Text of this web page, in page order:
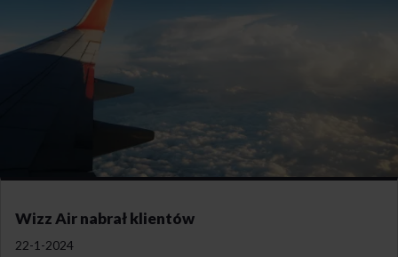
Wizz Air nabrał klientów
22-1-2024